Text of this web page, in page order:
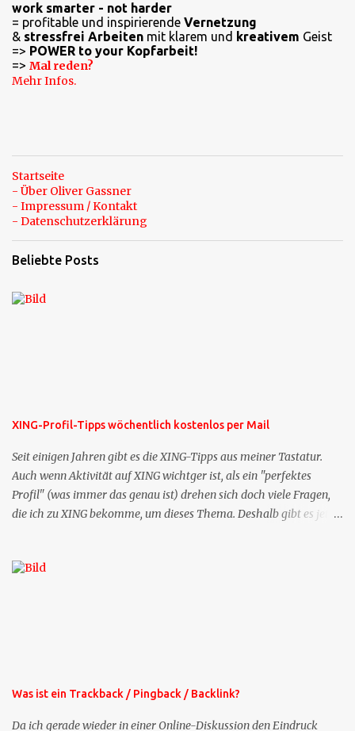
t
a
r
e
work smarter - not harder
= profitable und inspirierende Vernetzung
& stressfrei Arbeiten mit klarem und kreativem Geist
=> POWER to your Kopfarbeit!
=> Mal reden?
Mehr Infos.
Startseite
- Über Oliver Gassner
- Impressum / Kontakt
- Datenschutzerklärung
Beliebte Posts
XING-Profil-Tipps wöchentlich kostenlos per Mail
Seit einigen Jahren gibt es die XING-Tipps aus meiner Tastatur.
Auch wenn Aktivität auf XING wichtger ist, als ein "perfektes
Profil" (was immer das genau ist) drehen sich doch viele Fragen,
die ich zu XING bekomme, um dieses Thema. Deshalb gibt es jetzt
bekommen Sie kostenlos eine weitere Folge. Die Startsequenz ist 16
Was ist ein Trackback / Pingback / Backlink?
Da ich gerade wieder in einer Online-Diskussion den Eindruck